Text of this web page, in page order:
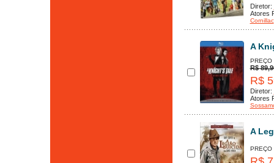
Diretor:
Atores
Cornillac
A
PREÇO
R$
R$
Diretor:
Atores
A
PREÇO